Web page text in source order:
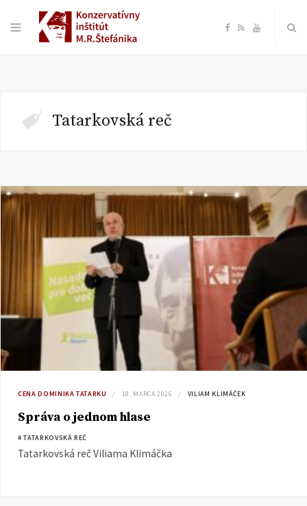
F
o
o
k
R Y
e
Tatarkovská reč
CENA DOMINIKA TATARKU 18. MARCA 2026 VILIAM KLIMÁČEK
Správa o jednom hlase
# TATARKOVSKÁ REČ
Tatarkovská reč Viliama Klimáčka